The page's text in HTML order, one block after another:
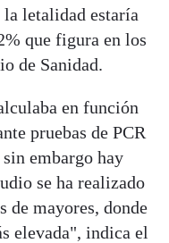
la letalidad estaría
que figura en los
de Sanidad.
en función
pruebas de PCR
embargo hay
se ha realizado
de mayores, donde
elevada", indica el